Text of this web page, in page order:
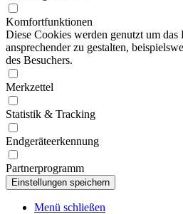
Komfortfunktionen
Diese Cookies werden genutzt um das
ansprechender zu gestalten,
des Besuchers.
Merkzettel
Statistik & Tracking
Endgeräteerkennung
Partnerprogramm
Menü schließen